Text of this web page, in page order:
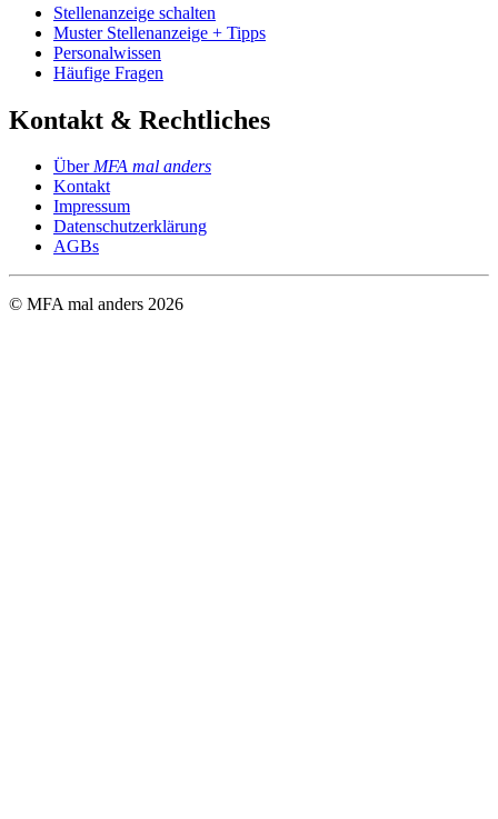
Stellenanzeige schalten
Muster Stellenanzeige + Tipps
Personalwissen
Häufige Fragen
Kontakt & Rechtliches
ÜberMFA mal anders
Kontakt
Impressum
Datenschutzerklärung
AGBs
© MFA mal anders 2026